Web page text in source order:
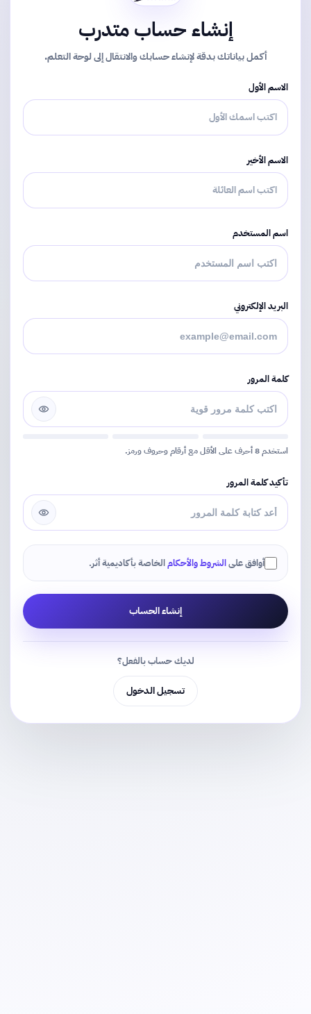
إنشاء حساب متدرب
أكمل بياناتك بدقة لإنشاء حسابك والانتقال إلى لوحة التعلم.
الاسم الأول
الاسم الأخير
اسم المستخدم
البريد الإلكتروني
كلمة المرور
استخدم 8 أحرف على الأقل مع أرقام وحروف ورمز.
تأكيد كلمة المرور
أوافق علىالشروط والأحكامالخاصة بأكاديمية أثر.
إنشاء الحساب
لديك حساب بالفعل؟
تسجيل الدخول